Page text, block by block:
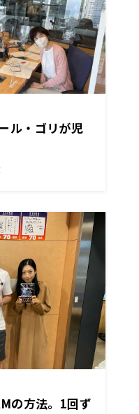
ル・ゴリが児
の方法。1回ず